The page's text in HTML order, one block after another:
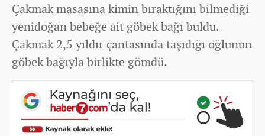
Çakmak masasına kimin bıraktığını bilmediği
yenidoğan bebeğe ait göbek bağı buldu.
Çakmak 2,5 yıldır çantasında taşıdığı oğlunun
göbek bağıyla birlikte gömdü.